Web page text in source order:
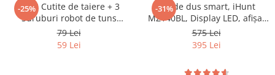
Utilaje gradina
Litiere Automate
-25%
Set 3 Cutite de taiere + 3
Suruburi robot de tuns
gazonul iHunt RoboMower
APP 2500 m2 PRO
79 Lei
59 Lei
-31%
Set de dus smart, iHunt
MZ140BL, Display LED, afișaj
digital, 4 moduri de curgere,
ajustabil
575 Lei
395 Lei